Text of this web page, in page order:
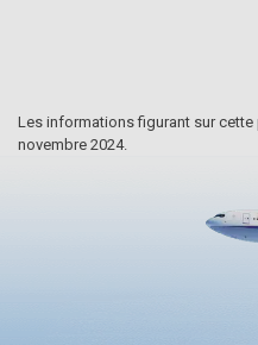
Les informations figurant sur
novembre 2024.